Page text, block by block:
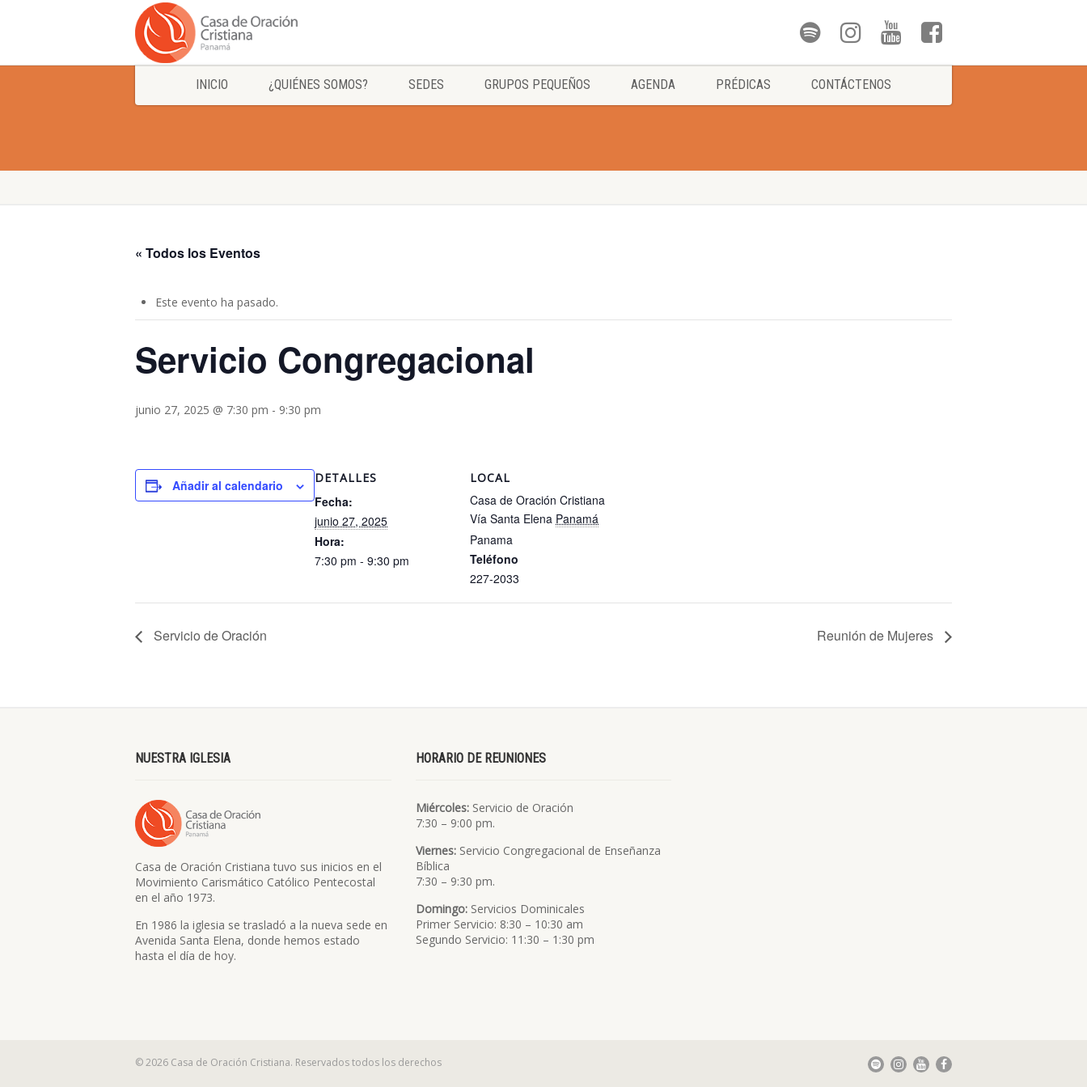
INICIO ¿QUIÉNES SOMOS? SEDES GRUPOS PEQUEÑOS AGENDA PRÉDICAS CONTÁCTENOS
« Todos los Eventos
Este evento ha pasado.
Servicio Congregacional
junio 27, 2025 @ 7:30 pm - 9:30 pm
Añadir al calendario DETALLES
Fecha:
junio 27, 2025
Hora:
7:30 pm - 9:30 pm
LOCAL
Casa de Oración Cristiana
Vía Santa Elena Panamá
Panama
Teléfono
227-2033
Servicio de Oración Reunión de Mujeres
NUESTRA IGLESIA
Casa de Oración Cristiana tuvo sus inicios en el
Movimiento Carismático Católico Pentecostal
en el año 1973.
En 1986 la iglesia se trasladó a la nueva sede en
Avenida Santa Elena, donde hemos estado
hasta el día de hoy.
HORARIO DE REUNIONES
Miércoles:Servicio de Oración
7:30 – 9:00 pm.
Viernes:Servicio Congregacional de Enseñanza
Bíblica
7:30 – 9:30 pm.
Domingo:Servicios Dominicales
Primer Servicio: 8:30 – 10:30 am
Segundo Servicio: 11:30 – 1:30 pm
© 2026 Casa de Oración Cristiana. Reservados todos los derechos